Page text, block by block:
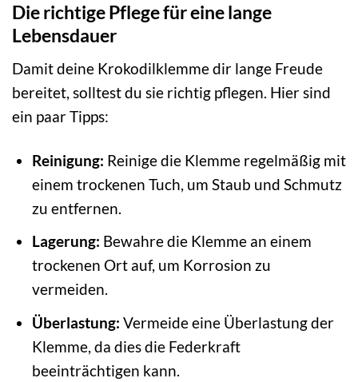
Die richtige Pflege für eine lange
Lebensdauer
Damit deine Krokodilklemme dir lange Freude
bereitet, solltest du sie richtig pflegen. Hier sind
ein paar Tipps:
Reinigung: Reinige die Klemme regelmäßig mit
einem trockenen Tuch, um Staub und Schmutz
zu entfernen.
Lagerung: Bewahre die Klemme an einem
trockenen Ort auf, um Korrosion zu
vermeiden.
Überlastung: Vermeide eine Überlastung der
Klemme, da dies die Federkraft
beeinträchtigen kann.